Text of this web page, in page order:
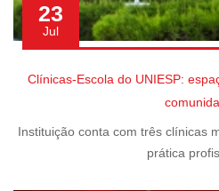
23
Jul
Clínicas-Escola do UNIESP:
Instituição conta com três clínicas
prática